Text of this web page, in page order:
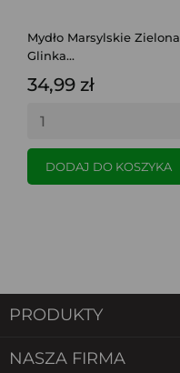
Mydło Marsylskie Zielona
Glinka...
34,99 zł
DODAJ DO KOSZYKA
PRODUKTY
NASZA FIRMA